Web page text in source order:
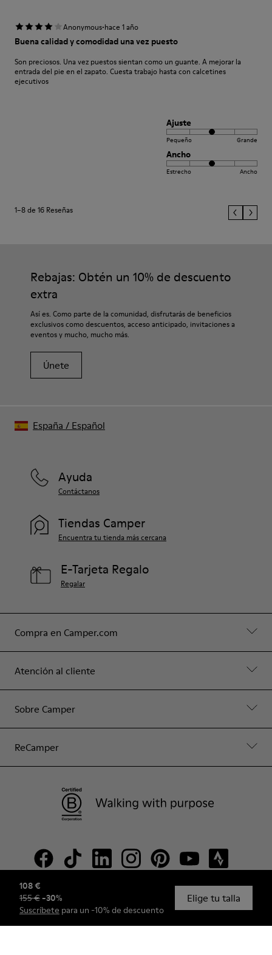
108 €
155 € -30%
Suscríbete para un -10% de descuento
Elige tu talla
Anonymous·hace 1 año
Buena calidad y comodidad una vez puesto
Son preciosos. Una vez puestos sientan como un guante. A mejorar la
entrada del pie en el zapato. Cuesta trabajo hasta con calcetines
ejecutivos
Ajuste
Pequeño Grande
Ancho
Estrecho Ancho
1–8 de 16 Reseñas
Rebajas: Obtén un 10% de descuento
extra
Así es. Como parte de la comunidad, disfrutarás de beneficios
exclusivos como descuentos, acceso anticipado, invitaciones a
eventos y mucho, mucho más.
Únete
Compra en Camper.com
Atención al cliente
Sobre Camper
ReCamper
Ayuda
Contáctanos
Tiendas Camper
Encuentra tu tienda más cercana
E-Tarjeta Regalo
Regalar
© Camper, 2026
España / Español